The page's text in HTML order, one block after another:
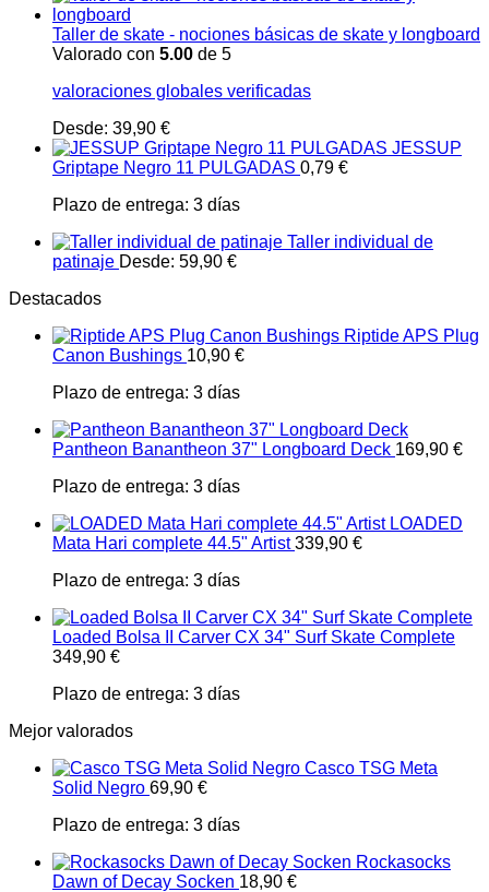
Taller de skate - nociones básicas de skate y longboard
Valorado con 5.00 de 5
valoraciones globales verificadas
Desde: 39,90 €
JESSUP
Griptape Negro 11 PULGADAS 0,79 €
Plazo de entrega: 3 días
Taller individual de
patinaje Desde: 59,90 €
Destacados
Riptide APS Plug
Canon Bushings 10,90 €
Plazo de entrega: 3 días
Pantheon Banantheon 37" Longboard Deck 169,90 €
Plazo de entrega: 3 días
LOADED
Mata Hari complete 44.5" Artist 339,90 €
Plazo de entrega: 3 días
Loaded Bolsa II Carver CX 34" Surf Skate Complete
349,90 €
Plazo de entrega: 3 días
Mejor valorados
Casco TSG Meta
Solid Negro 69,90 €
Plazo de entrega: 3 días
Rockasocks
Dawn of Decay Socken 18,90 €